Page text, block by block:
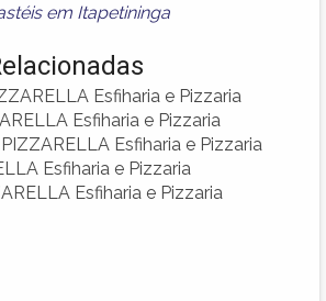
em Itapetininga
Esfiharia e Pizzaria
Esfiharia e Pizzaria
Esfiharia e Pizzaria
Esfiharia e Pizzaria
Esfiharia e Pizzaria